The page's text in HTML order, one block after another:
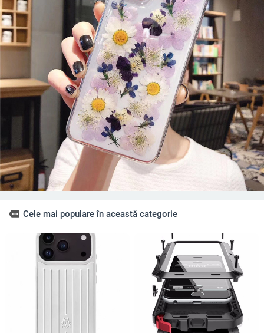
more Cele mai populare în această categorie